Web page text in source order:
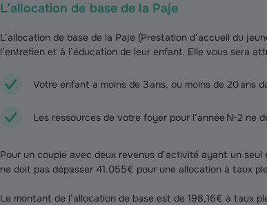
L’allocation de base de la Paje
L’allocation de base de la Paje (Prestation d’accueil du
l’entretien et à l’éducation de leur enfant. Elle vous sera
Votre enfant a moins de 3 ans, ou moins de 20 ans
Les ressources de votre foyer pour l’année N-2 ne
Pour un couple avec deux revenus d’activité ayant un
ne doit pas dépasser 41.055€ pour une allocation à taux
Le montant de l’allocation de base est de 198,16€ à taux